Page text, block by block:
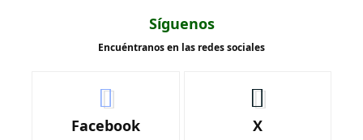
Síguenos
Encuéntranos en las redes sociales
Facebook X